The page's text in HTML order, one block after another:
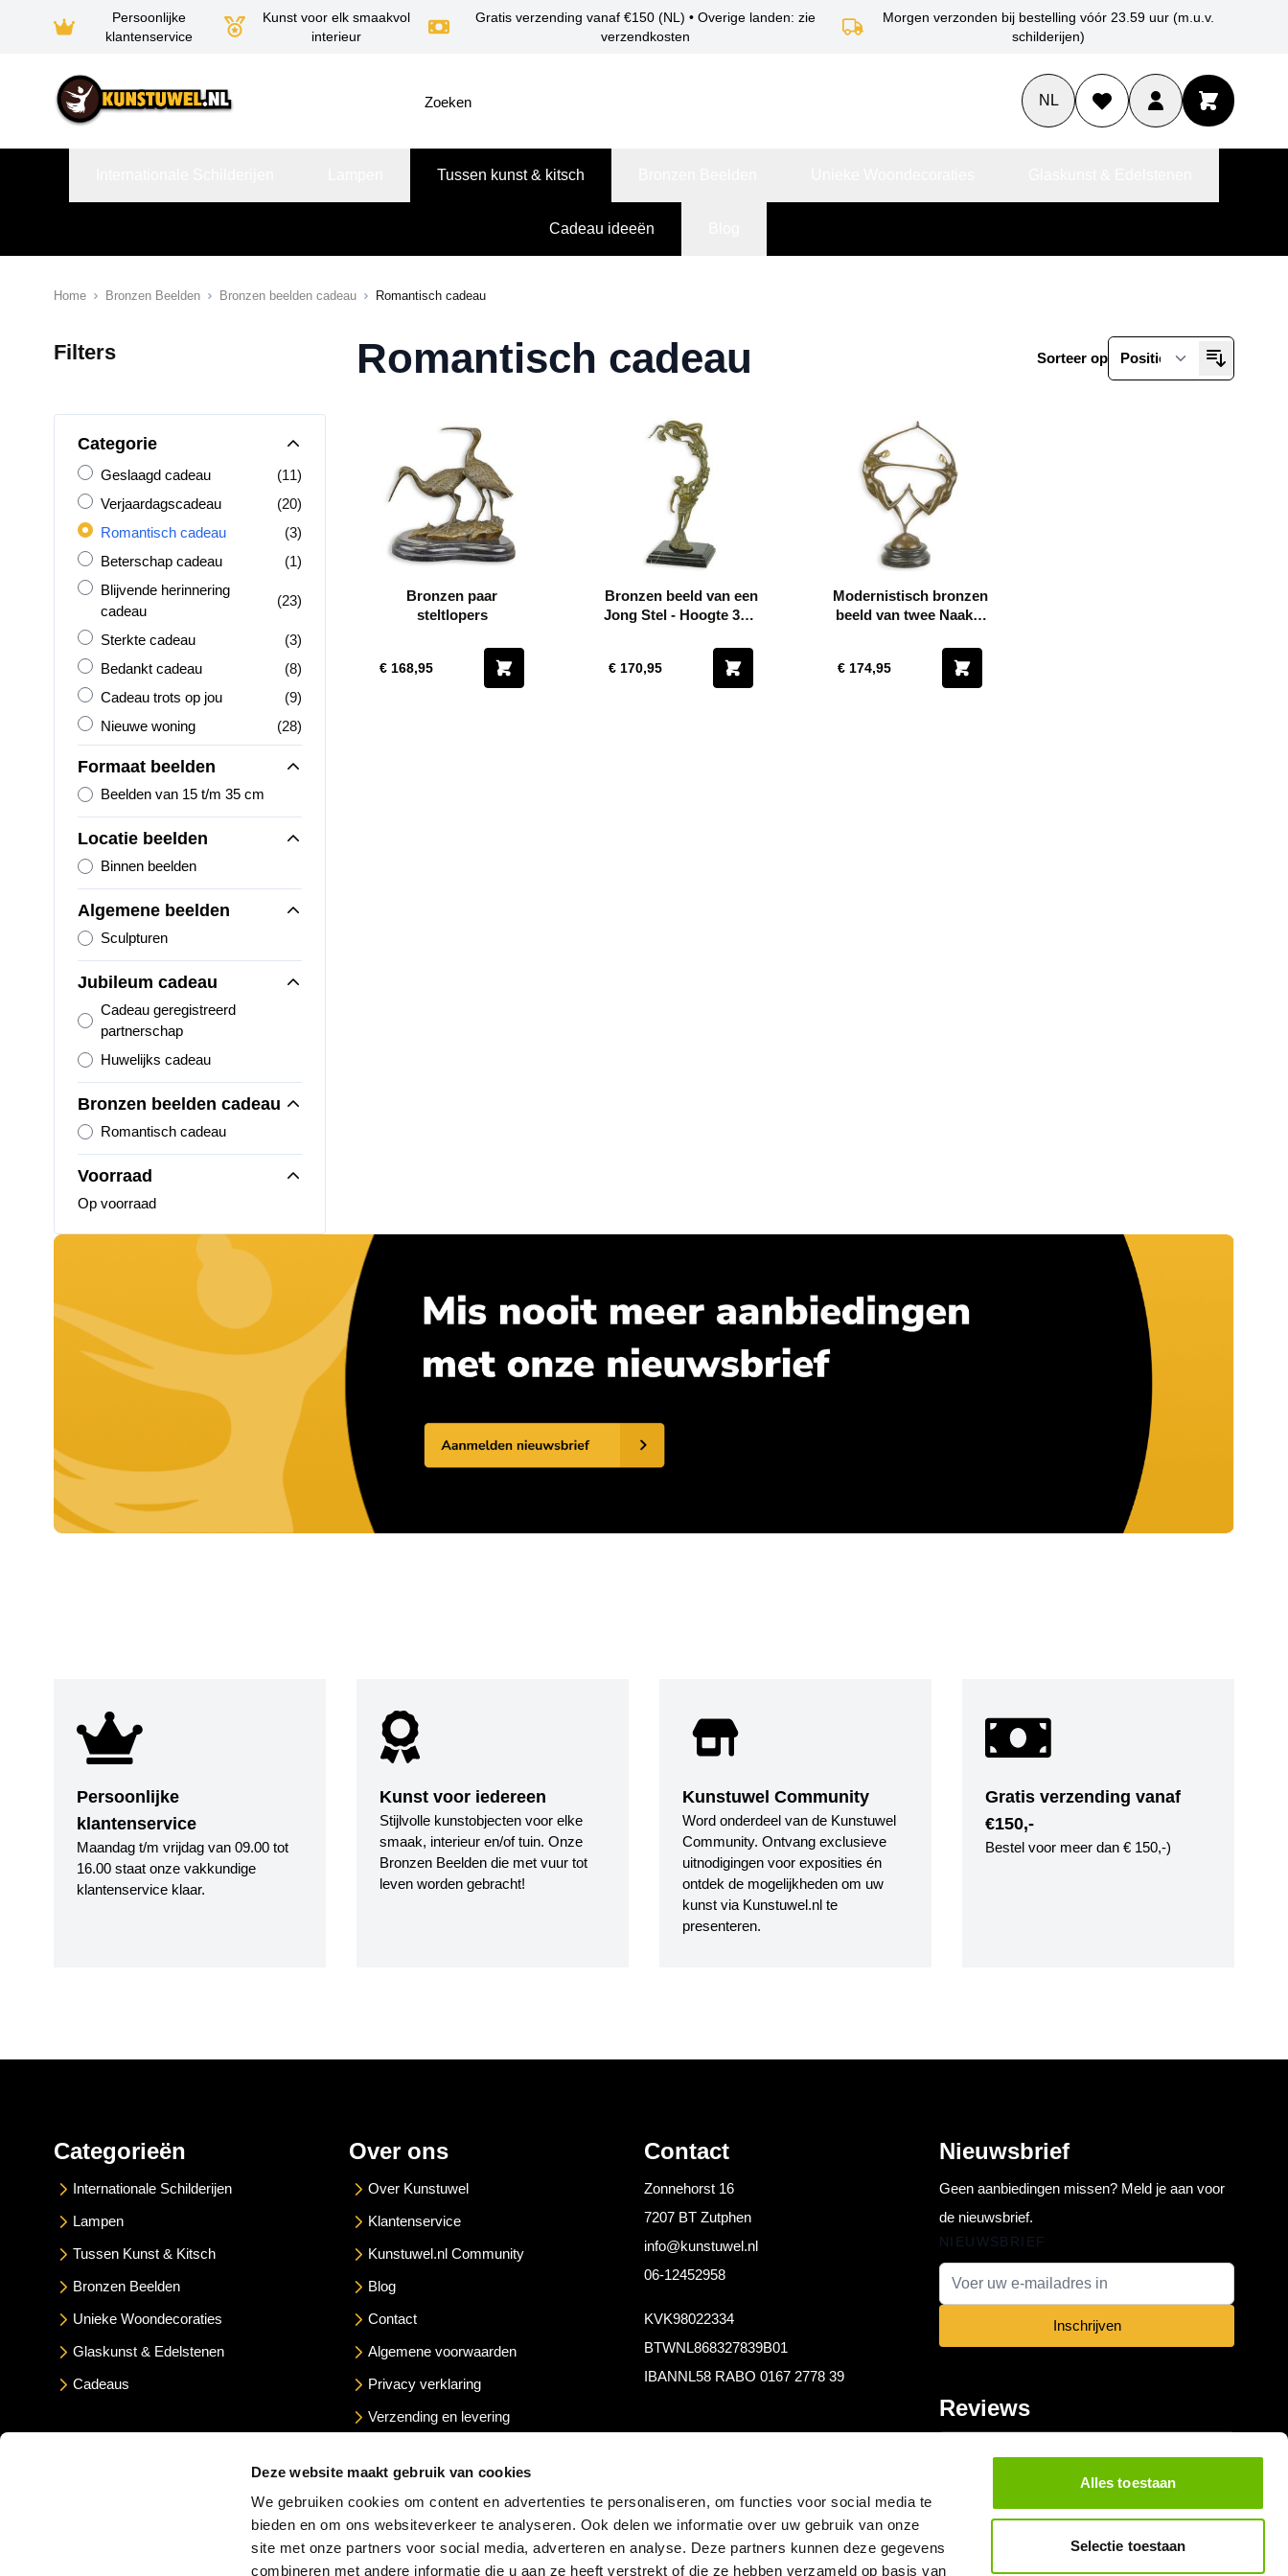
Deze website maakt gebruik van cookies
We gebruiken cookies om content en advertenties te personaliseren, om functies voor social media te
bieden en om ons websiteverkeer te analyseren. Ook delen we informatie over uw gebruik van onze
site met onze partners voor social media, adverteren en analyse. Deze partners kunnen deze gegevens
combineren met andere informatie die u aan ze heeft verstrekt of die ze hebben verzameld op basis van
Alles toestaan
Selectie toestaan
Persoonlijke
klantenservice
Kunst voor elk smaakvol
interieur
Gratis verzending vanaf €150 (NL) • Overige landen: zie
verzendkosten
Morgen verzonden bij bestelling vóór 23.59 uur (m.u.v.
schilderijen)
NL
Tussen kunst & kitsch
Cadeau ideeën
Home Bronzen Beelden Bronzen beelden cadeau Romantisch cadeau
Filters
Categorie
Geslaagd cadeau
Geslaagd cadeau (11)
Verjaardagscadeau
Verjaardagscadeau (20)
Romantisch cadeau
Romantisch cadeau (3)
Beterschap cadeau
Beterschap cadeau (1)
Blijvende herinnering cadeau
Blijvende herinnering
cadeau
(23)
Sterkte cadeau
Sterkte cadeau (3)
Bedankt cadeau
Bedankt cadeau (8)
Cadeau trots op jou
Cadeau trots op jou (9)
Nieuwe woning
Nieuwe woning (28)
Formaat beelden
Beelden van 15 t/m 35 cm
Locatie beelden
Binnen beelden
Algemene beelden
Sculpturen
Jubileum cadeau
Cadeau geregistreerd
partnerschap
Huwelijks cadeau
Bronzen beelden cadeau
Romantisch cadeau
Voorraad
Op voorraad
Romantisch cadeau Sorteer op
Bronzen paar
steltlopers
€ 168,95
Bronzen beeld van een
Jong Stel - Hoogte 36,2
€ 170,95
Modernistisch bronzen
beeld van twee Naakte
€ 174,95
Persoonlijke
klantenservice
Maandag t/m vrijdag van 09.00 tot
16.00 staat onze vakkundige
klantenservice klaar.
Kunst voor iedereen
Stijlvolle kunstobjecten voor elke
smaak, interieur en/of tuin. Onze
Bronzen Beelden die met vuur tot
leven worden gebracht!
Kunstuwel Community
Word onderdeel van de Kunstuwel
Community. Ontvang exclusieve
uitnodigingen voor exposities én
ontdek de mogelijkheden om uw
kunst via Kunstuwel.nl te
presenteren.
Gratis verzending vanaf
€150,-
Bestel voor meer dan € 150,-)
Categorieën
Internationale Schilderijen
Lampen
Tussen Kunst & Kitsch
Bronzen Beelden
Unieke Woondecoraties
Glaskunst & Edelstenen
Cadeaus
Over ons
Over Kunstuwel
Klantenservice
Kunstuwel.nl Community
Blog
Contact
Algemene voorwaarden
Privacy verklaring
Verzending en levering
Contact
Zonnehorst 16
7207 BT Zutphen
info@kunstuwel.nl
06-12452958
KVK98022334
BTWNL868327839B01
IBANNL58 RABO 0167 2778 39
Nieuwsbrief
Geen aanbiedingen missen? Meld je aan voor
de nieuwsbrief.
NIEUWSBRIEF
E-mail adres
Inschrijven
Reviews